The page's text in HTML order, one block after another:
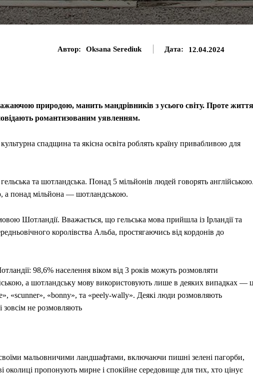
Автор: Oksana Serediuk Дата: 12.04.2024
природою, манить мандрівників з усього світу. Проте життя
романтизованим уявленням.
спадщина та якісна освіта роблять країну привабливою для
гельська та шотландська. Понад 5 мільйонів людей говорять
а понад мільйона — шотландською.
Шотландії. Вважається, що гельська мова прийшла із Ірландії та
королівства Альба, простягаючись від кордонів до
98,6% населення віком від 3 років можуть розмовляти
а шотландську мову використовують лише в деяких випадках —
«scunner», «bonny», та «peely-wally». Деякі люди розмовляють
не розмовляють
мальовничими ландшафтами, включаючи пишні зелені пагорби,
околиці пропонують мирне і спокійне середовище для тих, хто цінує